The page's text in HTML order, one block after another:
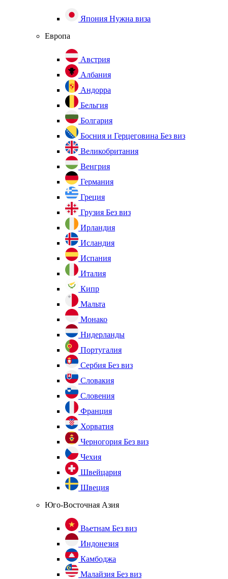
Япония Нужна виза
Европа
Австрия
Албания
Андорра
Бельгия
Болгария
Босния и Герцеговина Без виз
Великобритания
Венгрия
Германия
Греция
Грузия Без виз
Ирландия
Исландия
Испания
Италия
Кипр
Мальта
Монако
Нидерланды
Португалия
Сербия Без виз
Словакия
Словения
Франция
Хорватия
Черногория Без виз
Чехия
Швейцария
Швеция
Юго-Восточная Азия
Вьетнам Без виз
Индонезия
Камбоджа
Малайзия Без виз